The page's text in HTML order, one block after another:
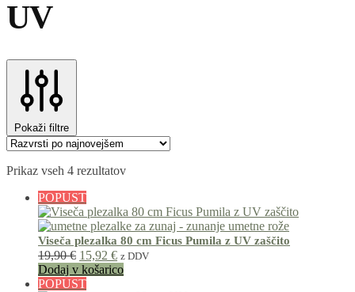
UV
Pokaži filtre
Prikaz vseh 4 rezultatov
POPUST
Viseča plezalka 80 cm Ficus Pumila z UV zaščito
19,90€ 15,92 € z DDV
Dodaj v košarico
POPUST